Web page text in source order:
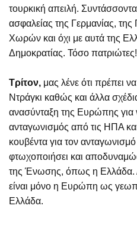
τουρκική απειλή.
ασφαλείας της Γερμανίας,
Χωρών και όχι με αυτά της
Δημοκρατίας. Τόσο πατριώτες!
Τρίτον, μας λένε ότι πρέπει
Ντράγκι καθώς και άλλα
ανασύνταξη της Ευρώπης για
ανταγωνισμός από τις ΗΠΑ
κουβέντα για τον
φτωχοποιήσει και
της Ένωσης, όπως η Ελλάδα.
είναι μόνο η Ευρώπη ως
Ελλάδα.